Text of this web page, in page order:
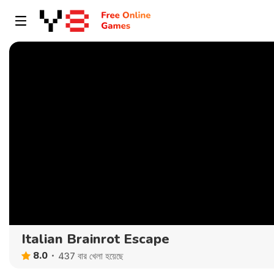
Italian Brainrot Escape
8.0 437 বার খেলা হয়েছে